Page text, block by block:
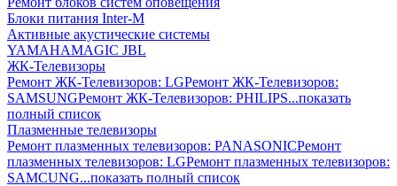
Блоки питания Inter-M
Активные акустические системы
YAMAHAMAGIC JBL
ЖК-Телевизоры
Ремонт ЖК-Телевизоров: LGРемонт ЖК-Телевизоров:
SAMSUNGРемонт ЖК-Телевизоров: PHILIPS...показать
полный список
Плазменные телевизоры
Ремонт плазменных телевизоров: PANASONICРемонт
плазменных телевизоров: LGРемонт плазменных телевизоров:
SAMCUNG...показать полный список